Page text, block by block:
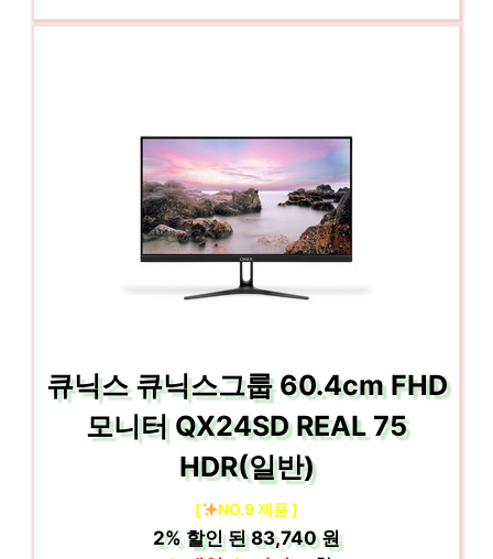
큐닉스 큐닉스그룹 60.4cm FHD
모니터 QX24SD REAL 75
HDR(일반)
[ NO.9 제품 ]
2%할인 된83,740 원